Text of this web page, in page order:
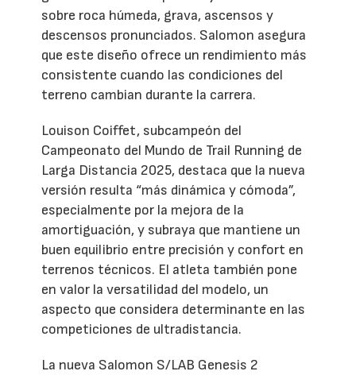
sobre roca húmeda, grava, ascensos y
descensos pronunciados. Salomon asegura
que este diseño ofrece un rendimiento más
consistente cuando las condiciones del
terreno cambian durante la carrera.
Louison Coiffet, subcampeón del
Campeonato del Mundo de Trail Running de
Larga Distancia 2025, destaca que la nueva
versión resulta “más dinámica y cómoda”,
especialmente por la mejora de la
amortiguación, y subraya que mantiene un
buen equilibrio entre precisión y confort en
terrenos técnicos. El atleta también pone
en valor la versatilidad del modelo, un
aspecto que considera determinante en las
competiciones de ultradistancia.
La nueva Salomon S/LAB Genesis 2